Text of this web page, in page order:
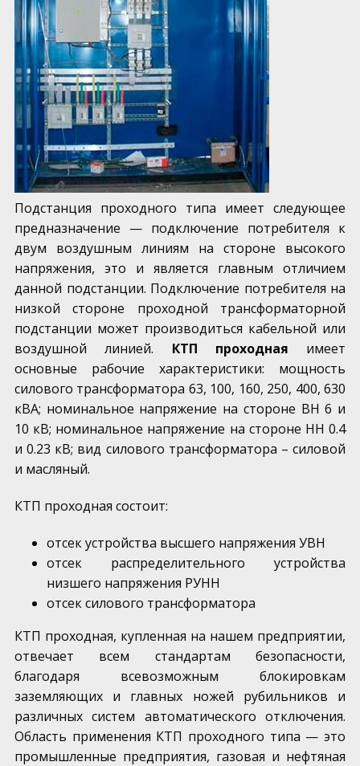
Подстанция проходного типа имеет следующее
предназначение — подключение потребителя к
двум воздушным линиям на стороне высокого
напряжения, это и является главным отличием
данной подстанции. Подключение потребителя на
низкой стороне проходной трансформаторной
подстанции может производиться кабельной или
воздушной линией. КТП проходная имеет
основные рабочие характеристики: мощность
силового трансформатора 63, 100, 160, 250, 400, 630
кВА; номинальное напряжение на стороне ВН 6 и
10 кВ; номинальное напряжение на стороне НН 0.4
и 0.23 кВ; вид силового трансформатора – силовой
и масляный.
КТП проходная состоит:
отсек устройства высшего напряжения УВН
отсек распределительного устройства
низшего напряжения РУНН
отсек силового трансформатора
КТП проходная, купленная на нашем предприятии,
отвечает всем стандартам безопасности,
благодаря всевозможным блокировкам
заземляющих и главных ножей рубильников и
различных систем автоматического отключения.
Область применения КТП проходного типа — это
промышленные предприятия, газовая и нефтяная